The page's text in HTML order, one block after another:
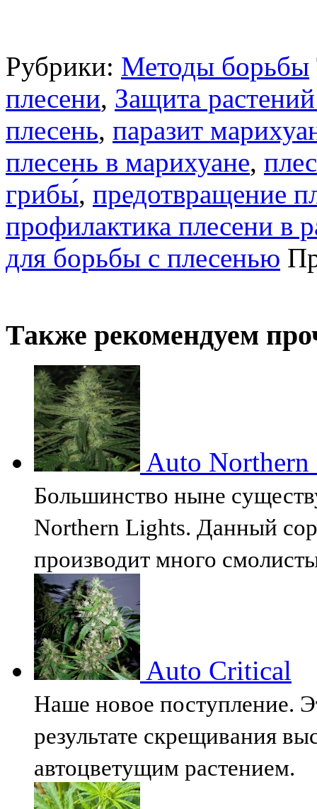
Рубрики: Методы борьбы
плесени, Защита
плесень, паразит
плесень в марихуане,
грибы́, предотвращение
профилактика плесени в
для борьбы с плесенью
Также рекомендуем
Auto Northern
Большинство ныне
Northern Lights. Данный
производит много
Auto Critical
Наше новое поступление.
результате скрещивания
автоцветущим растением.